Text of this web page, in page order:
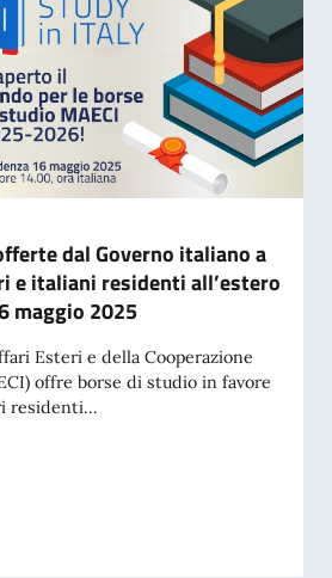
dal Governo italiano a
e italiani residenti all’estero
maggio 2025
Esteri e della Cooperazione
offre borse di studio in favore
residenti...
offerte dal Governo italiano a studenti